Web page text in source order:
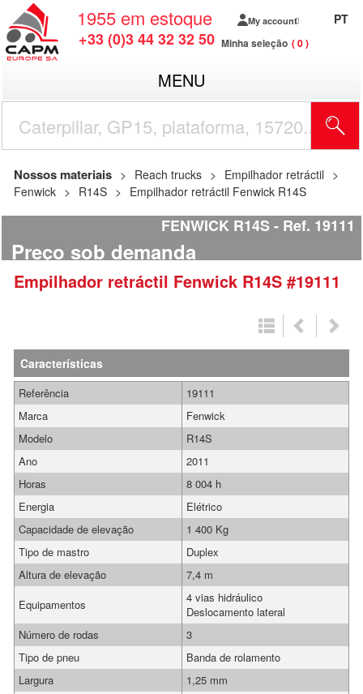
1955 em estoque
+33 (0)3 44 32 32 50
My account
Minha seleção 0
PT
MENU
Nossos materiais Reach trucks
Empilhador retráctil
Fenwick
R14S Empilhador retráctil Fenwick R14S
FENWICK R14S Ref. 19111
Preço sob demanda
Empilhador retráctil Fenwick R14S #19111
Características
Referência
19111
Marca
Fenwick
Modelo
R14S
Ano
2011
Horas
8 004 h
Energia
Elétrico
Capacidade de elevação
1 400 Kg
Tipo de mastro
Duplex
Altura de elevação
7,4 m
Equipamentos
4 vias hidráulico
Deslocamento lateral
Número de rodas
3
Tipo de pneu
Banda de rolamento
Largura
1,25 mm